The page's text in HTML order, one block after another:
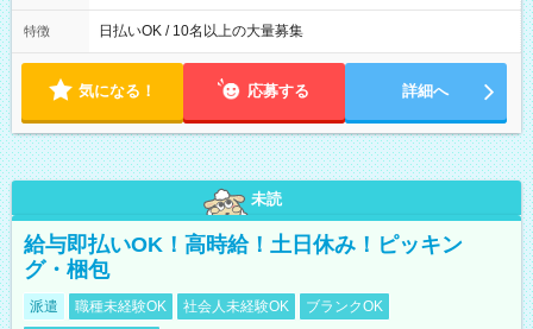
働8時間） ※週5日勤務（場所次第では週4も有り） ※配達状況
によって時間外での勤務可能性有り ※案件により多少の前後あ
特徴 日払いOK / 10名以上の大量募集
気になる！ 応募する 詳細へ
未読
給与即払いOK！高時給！土日休み！ピッキン
グ・梱包
派遣 職種未経験OK 社会人未経験OK
ブランクOK